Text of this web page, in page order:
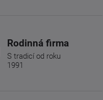
Rodinná firma
S tradicí od roku
1991